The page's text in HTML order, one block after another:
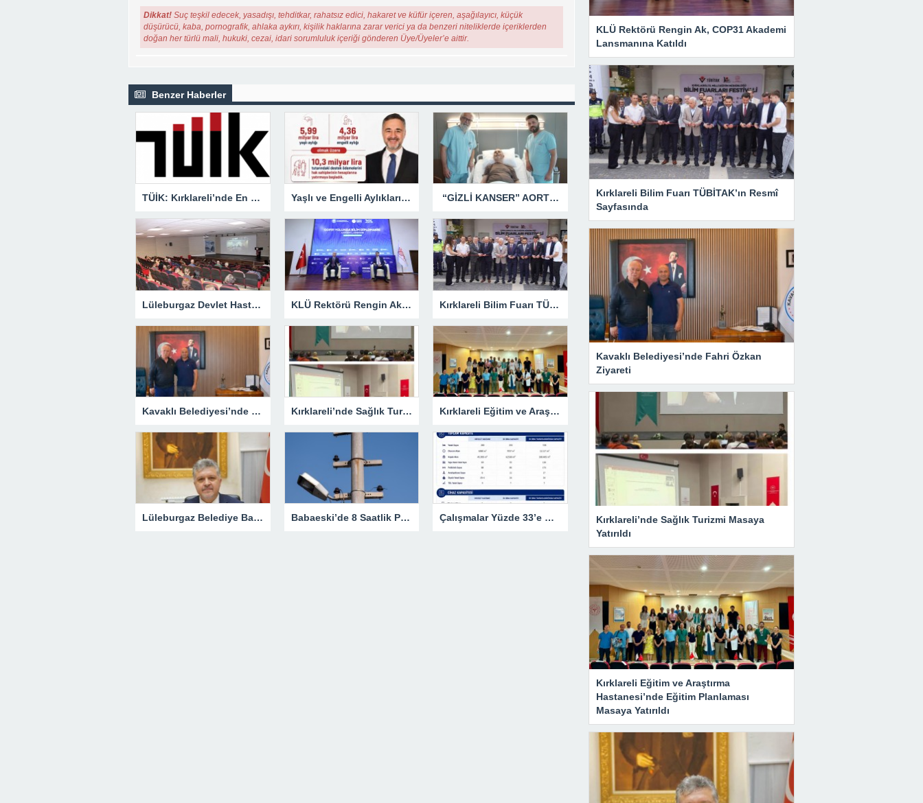
Dikkat! Suç teşkil edecek, yasadışı, tehditkar, rahatsız edici, hakaret ve küfür içeren, aşağılayıcı, küçük
düşürücü, kaba, pornografik, ahlaka aykırı, kişilik haklarına zarar verici ya da benzeri niteliklerde içeriklerden
doğan her türlü mali, hukuki, cezai, idari sorumluluk içeriği gönderen Üye/Üyeler’e aittir.
Benzer Haberler
TÜİK: Kırklareli’nde En Büyük Ölüm Nedeni Dolaşım Sistemi Hastalıkları Yaşlı ve Engelli Aylıkları Hesaplara Yatırılmaya Başlandı “GİZLİ KANSER” AORT ANEVRİZMASI KAPALI YÖNTEMLE TEDAVİ EDİLDİ
Lüleburgaz Devlet Hastanesi’nden Dünya Emzirme Haftası Katılımı KLÜ Rektörü Rengin Ak, COP31 Akademi Lansmanına Katıldı Kırklareli Bilim Fuarı TÜBİTAK’ın Resmî Sayfasında
Kavaklı Belediyesi’nde Fahri Özkan Ziyareti Kırklareli’nde Sağlık Turizmi Masaya Yatırıldı Kırklareli Eğitim ve Araştırma Hastanesi’nde Eğitim Planlaması Masaya Yatırıldı
Lüleburgaz Belediye Başkanı Murat Gerenli CHP’den İstifa Etti Babaeski’de 8 Saatlik Planlı Elektrik Kesintisi Çalışmalar Yüzde 33’e Ulaştı
KLÜ Rektörü Rengin Ak, COP31 Akademi
Lansmanına Katıldı
Kırklareli Bilim Fuarı TÜBİTAK’ın Resmî
Sayfasında
Kavaklı Belediyesi’nde Fahri Özkan
Ziyareti
Kırklareli’nde Sağlık Turizmi Masaya
Yatırıldı
Kırklareli Eğitim ve Araştırma
Hastanesi’nde Eğitim Planlaması
Masaya Yatırıldı